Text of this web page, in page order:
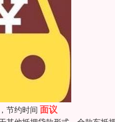
节约时间 面议